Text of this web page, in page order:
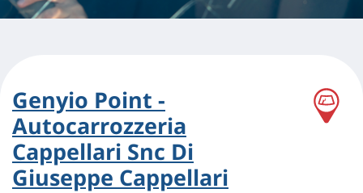
Genyio Point -
Autocarrozzeria
Cappellari Snc Di
Giuseppe Cappellari